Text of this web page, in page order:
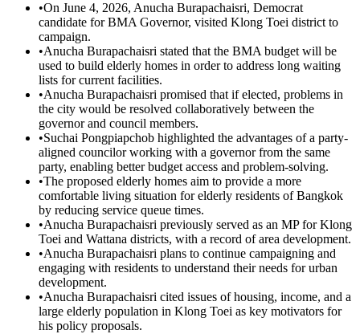
•On June 4, 2026, Anucha Burapachaisri, Democrat
candidate for BMA Governor, visited Klong Toei district to
campaign.
•Anucha Burapachaisri stated that the BMA budget will be
used to build elderly homes in order to address long waiting
lists for current facilities.
•Anucha Burapachaisri promised that if elected, problems in
the city would be resolved collaboratively between the
governor and council members.
•Suchai Pongpiapchob highlighted the advantages of a party-
aligned councilor working with a governor from the same
party, enabling better budget access and problem-solving.
•The proposed elderly homes aim to provide a more
comfortable living situation for elderly residents of Bangkok
by reducing service queue times.
•Anucha Burapachaisri previously served as an MP for Klong
Toei and Wattana districts, with a record of area development.
•Anucha Burapachaisri plans to continue campaigning and
engaging with residents to understand their needs for urban
development.
•Anucha Burapachaisri cited issues of housing, income, and a
large elderly population in Klong Toei as key motivators for
his policy proposals.